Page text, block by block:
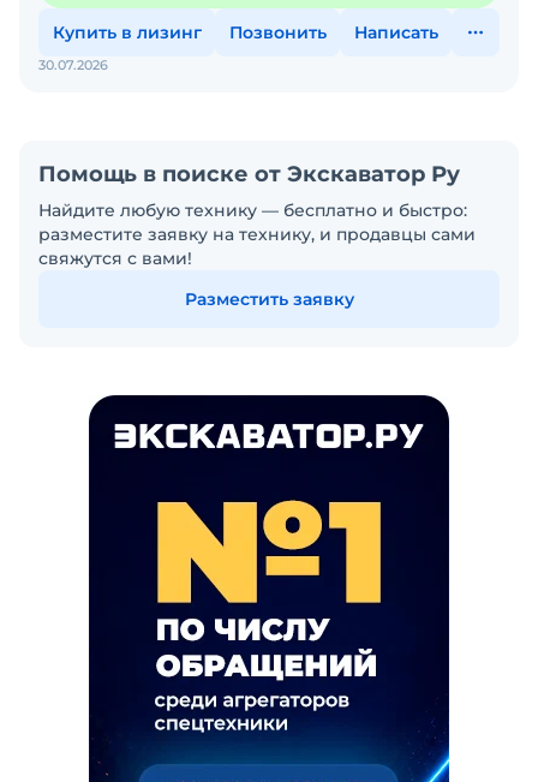
Купить в лизинг Позвонить Написать
30.07.2026
Помощь в поиске от Экскаватор Ру
Найдите любую технику — бесплатно и быстро:
разместите заявку на технику, и продавцы сами
свяжутся с вами!
Разместить заявку